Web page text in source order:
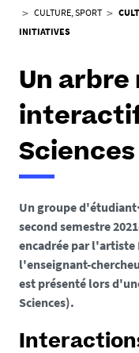
o
u
ê
t
e
s
i
c
i
CULTURE, SPORT
INITIATIVES
Un arbre
interactif
Sciences
Un groupe
second semestre
encadrée par l'artiste
l'enseignant-
est présenté lors
Sciences).